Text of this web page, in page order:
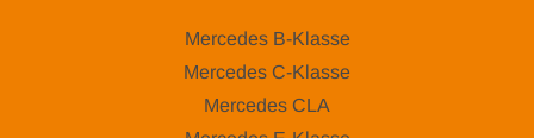
Mercedes B-Klasse
Mercedes C-Klasse
Mercedes CLA